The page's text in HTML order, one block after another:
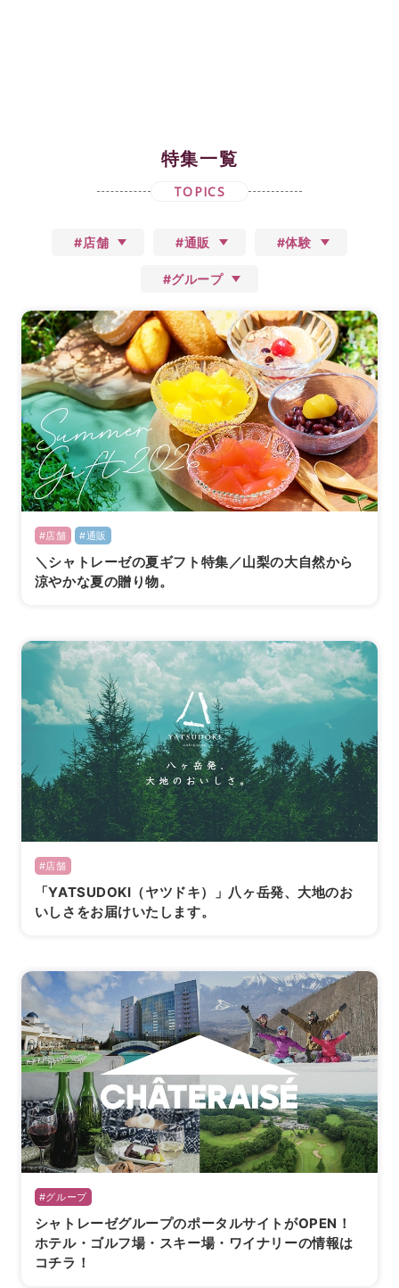
特集一覧
TOPICS
#店舗 #通販 #体験
#グループ
#店舗 #通販
＼シャトレーゼの夏ギフト特集／山梨の大自然から
涼やかな夏の贈り物。
#店舗
「YATSUDOKI（ヤツドキ）」八ヶ岳発、大地のお
いしさをお届けいたします。
#グループ
シャトレーゼグループのポータルサイトがOPEN！
ホテル・ゴルフ場・スキー場・ワイナリーの情報は
コチラ！